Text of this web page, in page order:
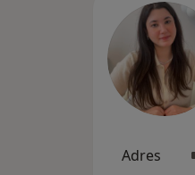
Adres